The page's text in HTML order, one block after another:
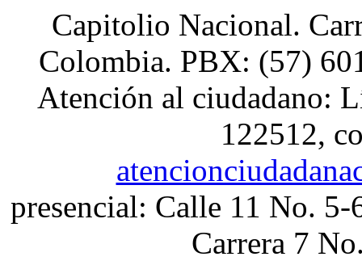
Capitolio Nacional.
Colombia. PBX: (57)
Atención al ciudadano:
122512,
presencial: Calle 11 No.
Carrera 7